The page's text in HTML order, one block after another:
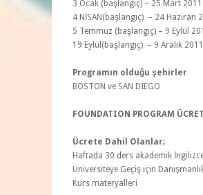
3 Ocak (başlangıç) – 25 Mart
4 NİSAN(başlangıç) – 24 Haziran
5 Temmuz (başlangıç) – 9 Eylül
19 Eylül(başlangıç) – 9 Aralık
Programın olduğu şehirler
BOSTON ve SAN DIEGO
FOUNDATION PROGRAM
Ücrete Dahil Olanlar;
Haftada 30 ders akademik
Üniversiteye Geçiş için
Kurs materyalleri